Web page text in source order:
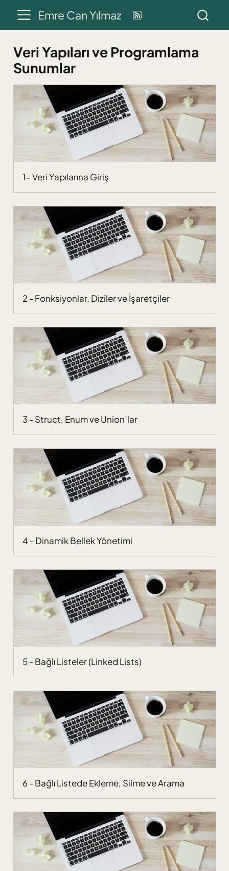
Emre Can Yılmaz
Veri Yapıları ve Programlama
Sunumlar
1- Veri Yapılarına Giriş
2 - Fonksiyonlar, Diziler ve İşaretçiler
3 - Struct, Enum ve Union’lar
4 - Dinamik Bellek Yönetimi
5 - Bağlı Listeler (Linked Lists)
6 - Bağlı Listede Ekleme, Silme ve Arama